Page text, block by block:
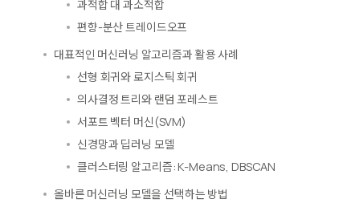
과적합 대 과소적합
편향-분산 트레이드오프
대표적인 머신러닝 알고리즘과 활용 사례
선형 회귀와 로지스틱 회귀
의사결정 트리와 랜덤 포레스트
서포트 벡터 머신(SVM)
신경망과 딥러닝 모델
클러스터링 알고리즘: K-Means, DBSCAN
올바른 머신러닝 모델을 선택하는 방법